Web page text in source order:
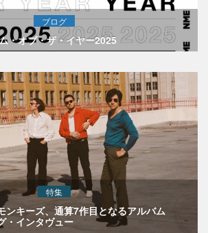
ブログ
・オブ・ザ・イヤー2025
特集
ンキーズ、通算7作目となるアルバム
・インタヴュー